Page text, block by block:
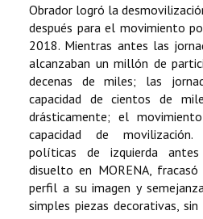
Obrador logró la
después para el movimiento
2018. Mientras antes las
alcanzaban un millón de
decenas de miles; las
capacidad de cientos de
drásticamente; el
capacidad de movilización.
políticas de izquierda antes
disuelto en MORENA,
perfil a su imagen y
simples piezas decorativas,